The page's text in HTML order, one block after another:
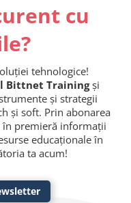
cu
tehnologice!
Bittnet Trainingși
și strategii
și soft. Prin abonarea
premieră informații
educaționale în
ta acum!